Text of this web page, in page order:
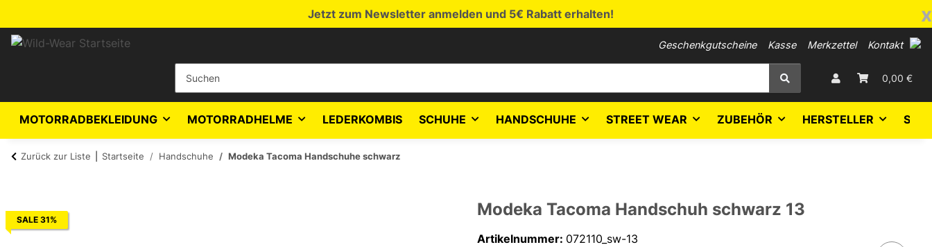
x
Jetzt zum Newsletter anmelden und 5€ Rabatt erhalten!
Geschenkgutscheine Kasse Merkzettel Kontakt
0,00 €
MOTORRADBEKLEIDUNG MOTORRADHELME LEDERKOMBIS SCHUHE HANDSCHUHE STREET WEAR ZUBEHÖR HERSTELLER SALE
Zurück zur Liste Startseite Handschuhe Modeka Tacoma Handschuhe schwarz
SALE 31%
Modeka Tacoma Handschuh schwarz 13
Artikelnummer: 072110_sw-13